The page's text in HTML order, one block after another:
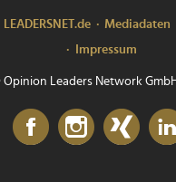
LEADERSNET.de Mediadaten
Impressum
Leaders Network